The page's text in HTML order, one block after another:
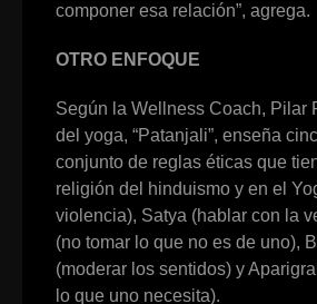
componer esa relación”, agrega.
OTRO ENFOQUE
Según la Wellness Coach, Pilar
del yoga, “Patanjali”, enseña
conjunto de reglas éticas que
religión del hinduismo y en el
violencia), Satya (hablar con la
(no tomar lo que no es de uno),
(moderar los sentidos) y
lo que uno necesita).